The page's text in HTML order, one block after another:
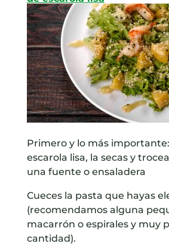
Primero y lo más
escarola lisa, la secas y
una fuente o ensaladera
Cueces la pasta que hayas
(recomendamos alguna
macarrón o espirales y muy
cantidad).